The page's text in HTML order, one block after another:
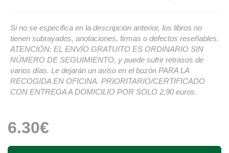
Si no se especifica en la descripción anterior, los libros no
tienen subrayados, anotaciones, firmas o defectos reseñables.
ATENCIÓN: EL ENVÍO GRATUITO ES ORDINARIO SIN
NÚMERO DE SEGUIMIENTO, y puede sufrir retrasos de
varios días. Le dejarán un aviso en el buzón PARA LA
RECOGIDA EN OFICINA. PRIORITARIO/CERTIFICADO
CON ENTREGA A DOMICILIO POR SOLO 2,90 euros.
6.30€